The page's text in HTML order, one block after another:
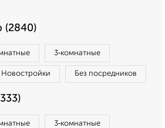
(2840)
3‑комнатные
Новостройки Без посредников
3‑комнатные